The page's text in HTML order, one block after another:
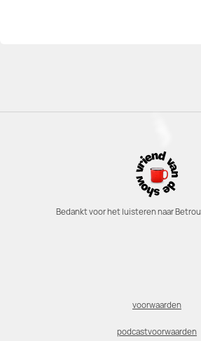
Bedankt voor het luisteren naar
voorwaarden
podcastvoorwaarden